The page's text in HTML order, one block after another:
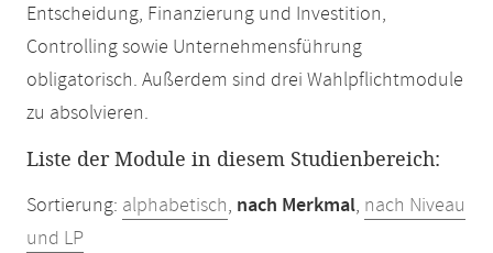
Entscheidung, Finanzierung und Investition,
Controlling sowie Unternehmensführung
obligatorisch. Außerdem sind drei Wahlpflichtmodule
zu absolvieren.
Liste der Module in diesem Studienbereich:
Sortierung: alphabetisch, nach Merkmal, nach Niveau
und LP